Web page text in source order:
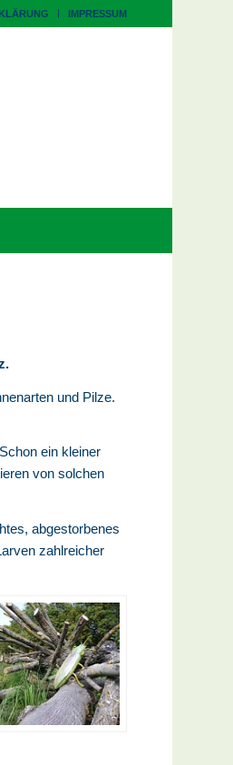
IMPRESSUM
und Pilze.
ein kleiner
von solchen
abgestorbenes
zahlreicher